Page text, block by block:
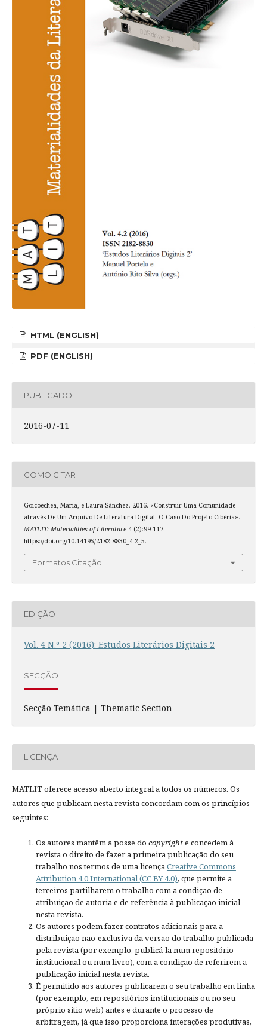
HTML (ENGLISH)
PDF (ENGLISH)
PUBLICADO
2016-07-11
COMO CITAR
Goicoechea, María, e Laura Sánchez. 2016. «Construir Uma Comunidade
através De Um Arquivo De Literatura Digital: O Caso Do Projeto Cibéria».
MATLIT: Materialities of Literature4 (2):99-117.
https://doi.org/10.14195/2182-8830_4-2_5.
Formatos Citação
EDIÇÃO
Vol. 4 N.º 2 (2016): Estudos Literários Digitais 2
SECÇÃO
Secção Temática | Thematic Section
LICENÇA
MATLIT oferece acesso aberto integral a todos os números. Os
autores que publicam nesta revista concordam com os princípios
seguintes:
Os autores mantêm a posse do copyrighte concedem à
revista o direito de fazer a primeira publicação do seu
trabalho nos termos de uma licençaCreative Commons
Attribution 4.0 International (CC BY 4.0), que permite a
terceiros partilharem o trabalho com a condição de
atribuição de autoria e de referência à publicação inicial
nesta revista.
Os autores podem fazer contratos adicionais para a
distribuição não-exclusiva da versão do trabalho publicada
pela revista (por exemplo, publicá-la num repositório
institucional ou num livro), com a condição de referirem a
publicação inicial nesta revista.
É permitido aos autores publicarem o seu trabalho em linha
(por exemplo, em repositórios institucionais ou no seu
próprio sítio web) antes e durante o processo de
arbitragem, já que isso proporciona interações produtivas,